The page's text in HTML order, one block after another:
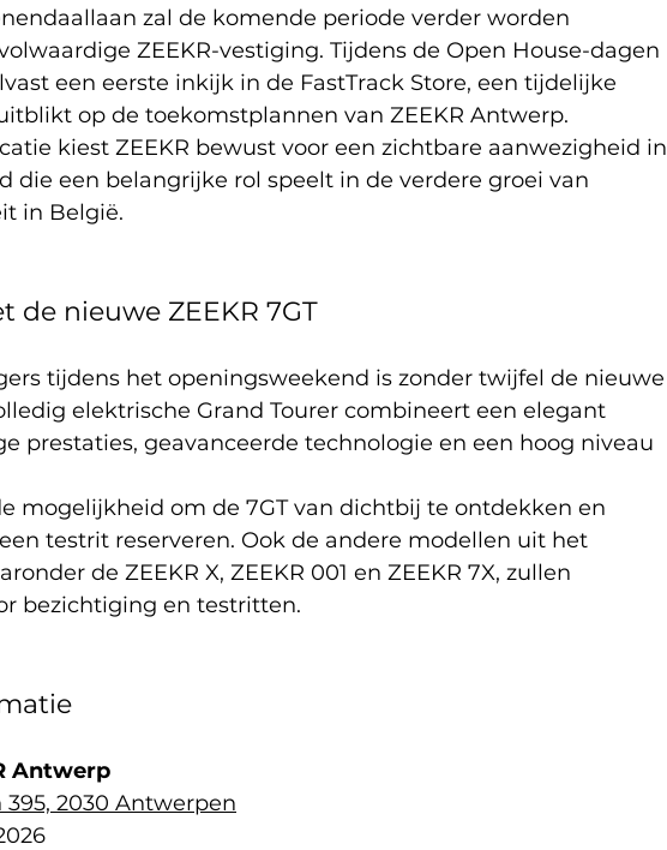
zal de komende periode verder worden
ZEEKR-vestiging. Tijdens de Open House-dagen
een eerste inkijk in de FastTrack Store, een tijdelijke
op de toekomstplannen van ZEEKR Antwerp.
kiest ZEEKR bewust voor een zichtbare aanwezigheid in
die een belangrijke rol speelt in de verdere groei van
in België.
de nieuwe ZEEKR 7GT
tijdens het openingsweekend is zonder twijfel de nieuwe
elektrische Grand Tourer combineert een elegant
prestaties, geavanceerde technologie en een hoog niveau
mogelijkheid om de 7GT van dichtbij te ontdekken en
testrit reserveren. Ook de andere modellen uit het
de ZEEKR X, ZEEKR 001 en ZEEKR 7X, zullen
bezichtiging en testritten.
Antwerp
2030 Antwerpen